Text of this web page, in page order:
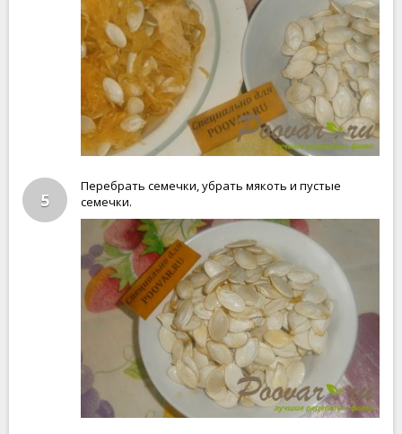
5
Перебрать семечки, убрать мякоть и пустые
семечки.